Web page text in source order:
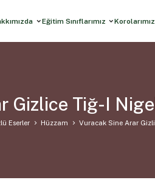
Eğitim Sınıflarımız Korolarımız
Gizlice Tiğ-I
Eserler Hüzzam Vuracak Sine Arar